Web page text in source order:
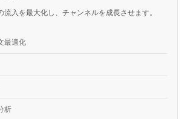
入を最大化し、チャンネルを成長させます。
最適化
析